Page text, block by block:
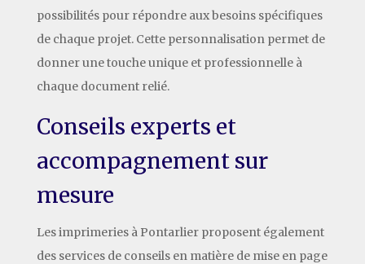
possibilités pour répondre aux besoins spécifiques
de chaque projet. Cette personnalisation permet de
donner une touche unique et professionnelle à
chaque document relié.
Conseils experts et
accompagnement sur
mesure
Les imprimeries à Pontarlier proposent également
des services de conseils en matière de mise en page